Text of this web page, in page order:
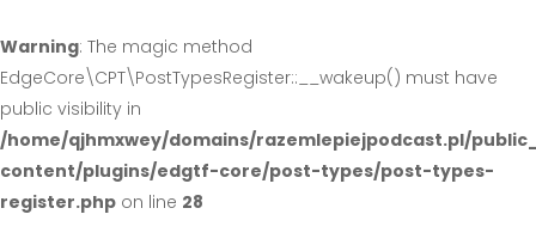
Warning: The magic method
EdgeCore\CPT\PostTypesRegister::__wakeup() must have
public visibility in
/home/qjhmxwey/domains/razemlepiejpodcast.pl/
content/plugins/edgtf-core/post-types/post-types-
register.php on line 28